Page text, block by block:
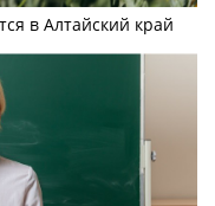
в Алтайский край